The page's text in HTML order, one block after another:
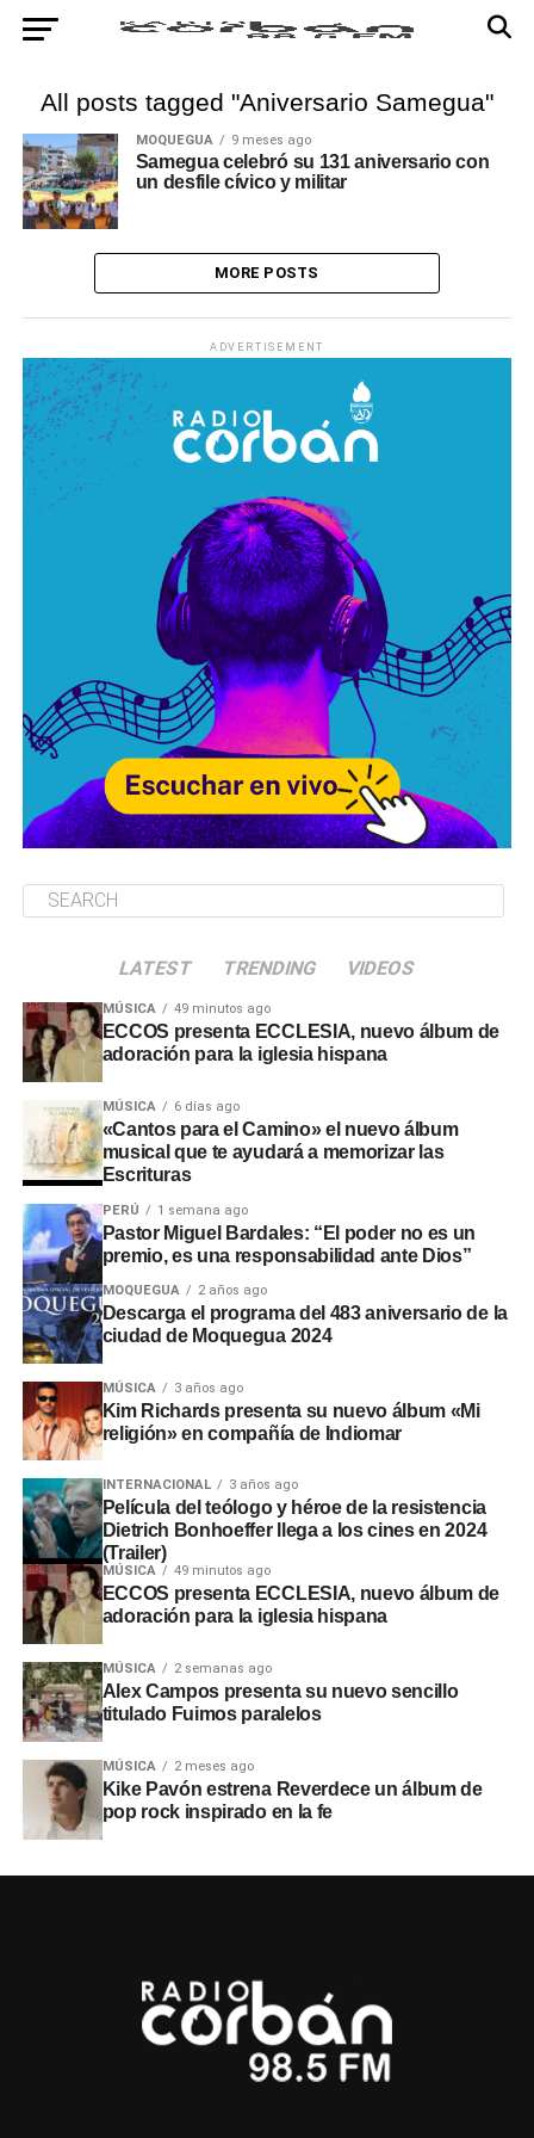
All posts tagged "Aniversario Samegua"
MOQUEGUA 9 meses ago
Samegua celebró su 131 aniversario con
un desfile cívico y militar
MORE POSTS
ADVERTISEMENT
LATEST TRENDING VIDEOS
MÚSICA 49 minutos ago
ECCOS presenta ECCLESIA, nuevo álbum de
adoración para la iglesia hispana
MÚSICA 6 días ago
«Cantos para el Camino» el nuevo álbum
musical que te ayudará a memorizar las
Escrituras
PERÚ 1 semana ago
Pastor Miguel Bardales: “El poder no es un
premio, es una responsabilidad ante Dios”
MOQUEGUA 2 años ago
Descarga el programa del 483 aniversario de la
ciudad de Moquegua 2024
MÚSICA 3 años ago
Kim Richards presenta su nuevo álbum «Mi
religión» en compañía de Indiomar
INTERNACIONAL 3 años ago
Película del teólogo y héroe de la resistencia
Dietrich Bonhoeffer llega a los cines en 2024
(Trailer)
MÚSICA 49 minutos ago
ECCOS presenta ECCLESIA, nuevo álbum de
adoración para la iglesia hispana
MÚSICA 2 semanas ago
Alex Campos presenta su nuevo sencillo
titulado Fuimos paralelos
MÚSICA 2 meses ago
Kike Pavón estrena Reverdece un álbum de
pop rock inspirado en la fe